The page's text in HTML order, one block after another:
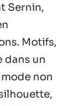
Sernin,
Motifs,
dans un
non